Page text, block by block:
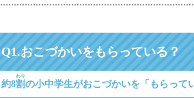
Q1.おこづかいをもらっている？
約8割
わり
の小中学生がおこづかいを「もらって